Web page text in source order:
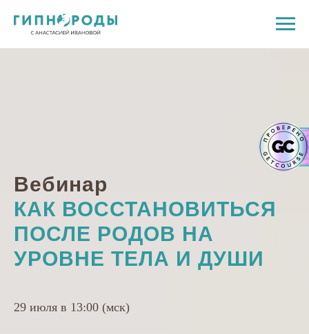
Вебинар
КАК ВОССТАНОВИТЬСЯ
ПОСЛЕ РОДОВ НА
УРОВНЕ ТЕЛА И ДУШИ
29 июля в 13:00 (мск)